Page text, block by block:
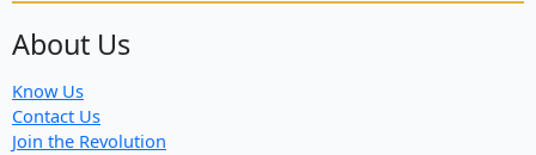
About Us
Know Us
Contact Us
Join the Revolution